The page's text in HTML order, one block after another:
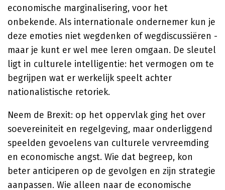
economische marginalisering, voor het
onbekende. Als internationale ondernemer kun je
deze emoties niet wegdenken of wegdiscussiëren -
maar je kunt er wel mee leren omgaan. De sleutel
ligt in culturele intelligentie: het vermogen om te
begrijpen wat er werkelijk speelt achter
nationalistische retoriek.
Neem de Brexit: op het oppervlak ging het over
soevereiniteit en regelgeving, maar onderliggend
speelden gevoelens van culturele vervreemding
en economische angst. Wie dat begreep, kon
beter anticiperen op de gevolgen en zijn strategie
aanpassen. Wie alleen naar de economische